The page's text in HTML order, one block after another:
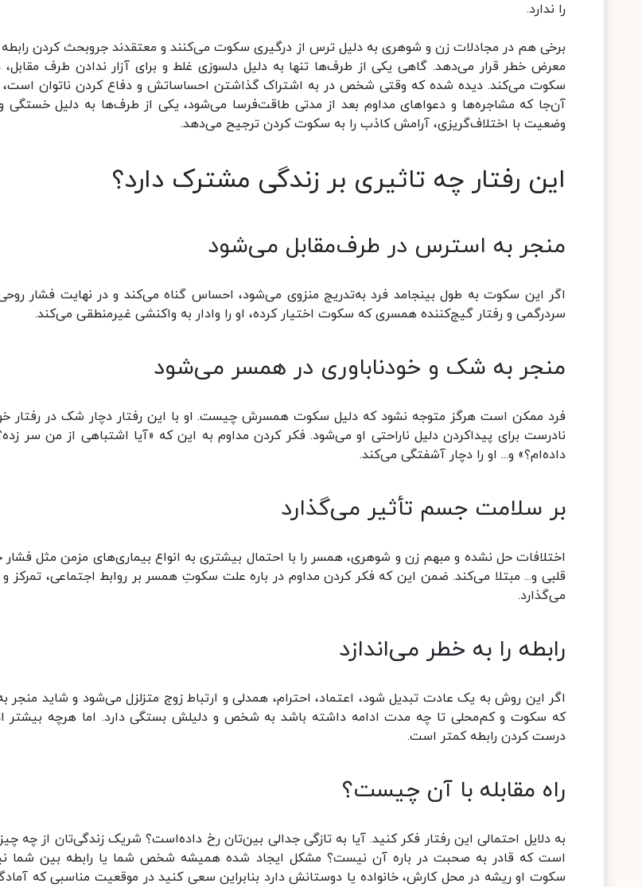
را ندارد.
برخی هم در مجادلات زن و شوهری به دلیل ترس از درگیری سکوت می‌کنند و معتقدند جروبحث کردن رابطه
معرض خطر قرار می‌دهد. گاهی یکی از طرف‌ها تنها به دلیل دلسوزی غلط و برای آزار ندادن طرف مقابل،
سکوت می‌کند. دیده شده که وقتی شخص در به اشتراک گذاشتن احساساتش و دفاع کردن ناتوان
آن‌جا که مشاجره‌ها و دعوا‌های مداوم بعد از مدتی طاقت‌فرسا می‌شود، یکی از طرف‌ها به دلیل خستگی و
وضعیت با اختلاف‌گریزی، آرامش کاذب را به سکوت کردن ترجیح می‌دهد.
این رفتار چه تاثیری بر زندگی‌ مشترک دارد؟
منجر به استرس در طرف‌مقابل می‌شود
اگر این سکوت به طول بینجامد فرد به‌تدریج منزوی می‌شود، احساس گناه می‌کند و در نهایت فشار روحی
سردرگمی و رفتار گیج‌کننده همسری که سکوت اختیار کرده، او را وادار به واکنشی غیرمنطقی می‌کند.
منجر به شک و خودناباوری در همسر می‌شود
فرد ممکن است هرگز متوجه نشود که دلیل سکوت همسرش چیست. او با این رفتار دچار شک در رفتار
نادرست برای پیداکردن دلیل ناراحتی او می‌شود. فکر کردن مداوم به این که «آیا اشتباهی از من سر
داده‌ام؟» و... او را دچار آشفتگی می‌کند.
بر سلامت جسم تأثیر می‌گذارد
اختلافات حل نشده و مبهم زن و شوهری، همسر را با احتمال بیشتری به انواع بیماری‌های مزمن مثل فشار
قلبی و... مبتلا می‌کند. ضمن این که فکر کردن مداوم در باره علت سکوتِ همسر بر روابط اجتماعی، تمرکز
می‌گذارد.
رابطه را به خطر می‌اندازد
اگر این روش به یک عادت تبدیل شود، اعتماد، احترام، همدلی و ارتباط زوج متزلزل می‌شود و شاید منجر
که سکوت و کم‌محلی تا چه مدت ادامه داشته باشد به شخص و دلیلش بستگی دارد. اما هرچه بیشتر
درست کردن رابطه کمتر است.
راه مقابله با آن چیست؟
به دلایل احتمالی این رفتار فکر کنید. آیا به تازگی جدالی بین‌تان رخ داده‌است؟ شریک زندگی‌تان از چه
است که قادر به صحبت در باره آن نیست؟ مشکل ایجاد شده همیشه شخص شما یا رابطه بین شما
سکوت او ریشه در محل کارش، خانواده یا دوستانش دارد بنابراین سعی کنید در موقعیت مناسبی که